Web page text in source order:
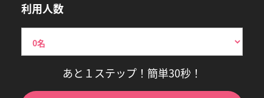
利用人数
あと１ステップ！簡単30秒！